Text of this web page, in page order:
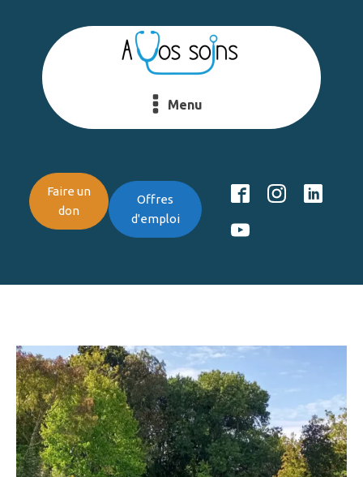
Menu
Faire un
don
Offres
d'emploi